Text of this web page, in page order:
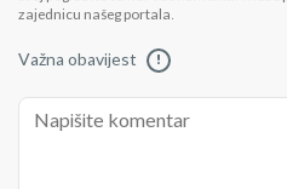
zajednicu našeg portala.
Važna obavijest !